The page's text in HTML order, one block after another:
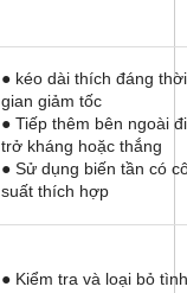
● kéo dài thích đáng thời
gian giảm tốc
● Tiếp thêm bên ngoài
trở kháng hoặc thắng
● Sử dụng biến tần có
suất thích hợp
● Kiểm tra và loại bỏ tình